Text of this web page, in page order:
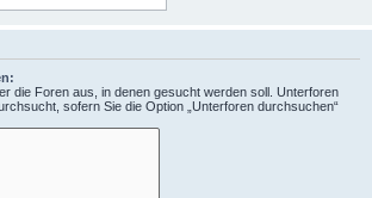
die Foren aus, in denen gesucht werden soll. Unterforen
sofern Sie die Option „Unterforen durchsuchen“